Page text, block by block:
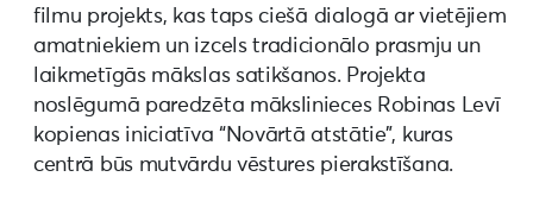
filmu projekts, kas taps ciešā dialogā ar vietējiem
amatniekiem un izcels tradicionālo prasmju un
laikmetīgās mākslas satikšanos. Projekta
noslēgumā paredzēta mākslinieces Robinas Levī
kopienas iniciatīva “Novārtā atstātie”, kuras
centrā būs mutvārdu vēstures pierakstīšana.